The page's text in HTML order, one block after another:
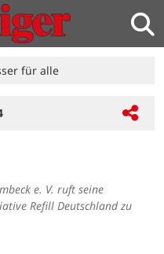
für alle
e. V. ruft seine
Refill Deutschland zu